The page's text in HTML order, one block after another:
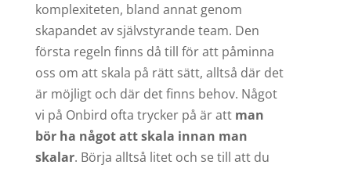
komplexiteten, bland annat genom
skapandet av självstyrande team. Den
första regeln finns då till för att påminna
oss om att skala på rätt sätt, alltså där det
är möjligt och där det finns behov. Något
vi på Onbird ofta trycker på är att man
bör ha något att skala innan man
skalar. Börja alltså litet och se till att du